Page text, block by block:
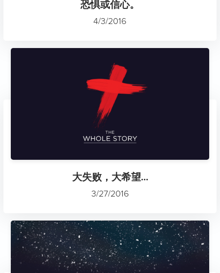
恐惧或信心。
4/3/2016
大失败，大希望...
3/27/2016